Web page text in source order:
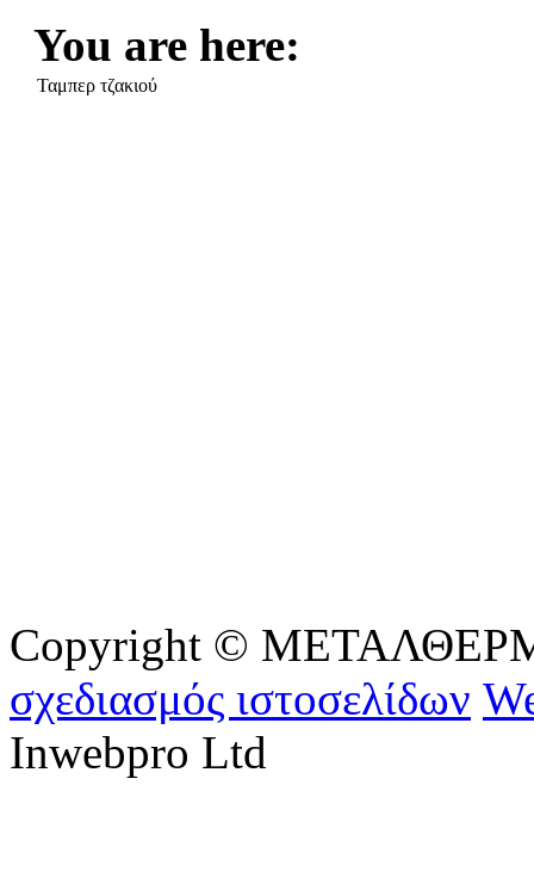
You are here:
Ταμπερ τζακιού
Copyright © ΜΕΤΑΛΘΕΡΜ
σχεδιασμός ιστοσελίδων
Inwebpro Ltd